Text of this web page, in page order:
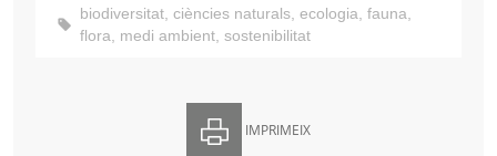
biodiversitat ciències naturals ecologia fauna
flora
medi ambient sostenibilitat
IMPRIMEIX